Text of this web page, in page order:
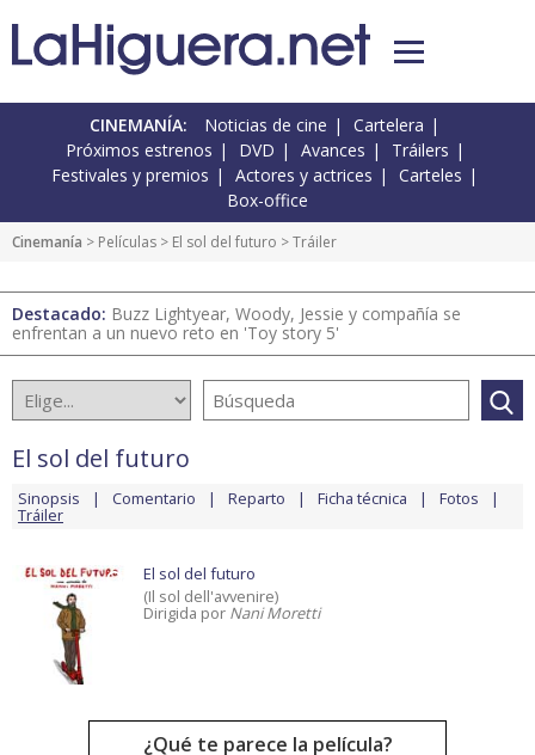
CINEMANÍA: Noticias de cine
Cartelera
Próximos estrenos
DVD Avances
Tráilers
Festivales y premios
Actores y actrices
Carteles
Box-office
Cinemanía > Películas > El sol del futuro > Tráiler
Destacado: Buzz Lightyear, Woody, Jessie y compañía se
enfrentan a un nuevo reto en 'Toy story 5'
El sol del futuro
Sinopsis Comentario Reparto Ficha técnica Fotos
Tráiler
El sol del futuro
(Il sol dell'avvenire)
Dirigida por Nani Moretti
¿Qué te parece la película?